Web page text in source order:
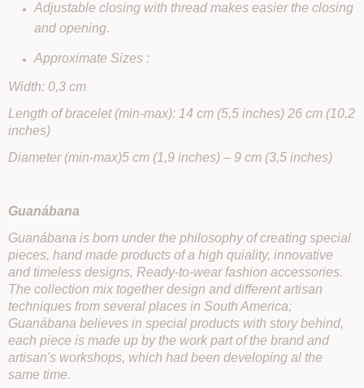
Adjustable closing with thread makes easier the closing
and opening.
Approximate Sizes :
Width: 0,3 cm
Length of bracelet (min-max): 14 cm (5,5 inches) 26 cm (10,2
inches)
Diameter (min-max)5 cm (1,9 inches) – 9 cm (3,5 inches)
Guanábana
Guanábana is born under the philosophy of creating special
pieces, hand made products of a high quiality, innovative
and timeless designs, Ready-to-wear fashion accessories.
The collection mix together design and different artisan
techniques from several places in South America;
Guanábana believes in special products with story behind,
each piece is made up by the work part of the brand and
artisan's workshops, which had been developing al the
same time.